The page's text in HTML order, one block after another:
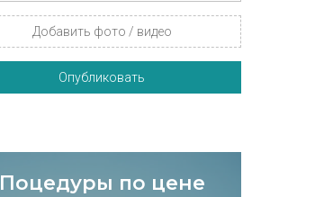
Добавить фото / видео
Опубликовать
Поцедуры по цене